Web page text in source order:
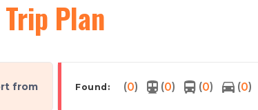
Plan
from Found: (0) (0) (0) (0)